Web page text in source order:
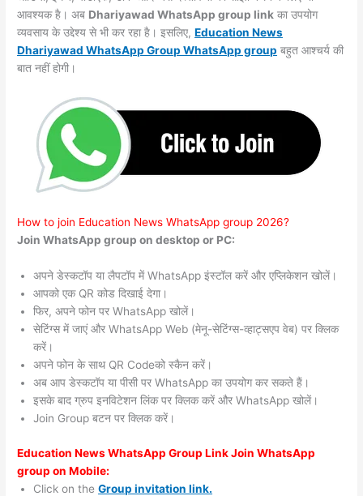
आवश्यक है। अब Dhariyawad WhatsApp group link का उपयोग
व्यवसाय के उद्देश्य से भी कर रहा है। इसलिए,Education News
Dhariyawad WhatsApp Group WhatsApp group बहुत आश्चर्य की
बात नहीं होगी।
How to join Education News WhatsApp group 2026?
Join WhatsApp group on desktop or PC:
अपने डेस्कटॉप या लैपटॉप में WhatsApp इंस्टॉल करें और एप्लिकेशन खोलें।
आपको एक QR कोड दिखाई देगा।
फिर, अपने फोन पर WhatsApp खोलें।
सेटिंग्स में जाएं और WhatsApp Web (मेनू-सेटिंग्स-व्हाट्सएप वेब) पर क्लिक
करें।
अपने फोन के साथ QR Codeको स्कैन करें।
अब आप डेस्कटॉप या पीसी पर WhatsApp का उपयोग कर सकते हैं।
इसके बाद ग्रुप इनविटेशन लिंक पर क्लिक करें और WhatsApp खोलें।
Join Group बटन पर क्लिक करें।
Education News WhatsApp Group Link Join WhatsApp
group on Mobile:
Click on theGroup invitation link.